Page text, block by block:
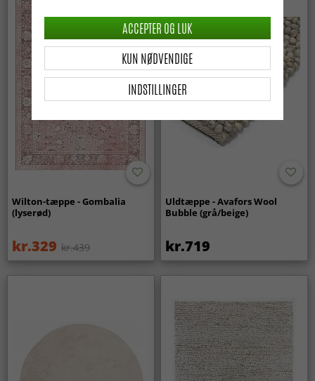
Wilton-tæppe - Gombalia
(lyserød)
kr.329 kr.439
Uldtæppe - Avafors Wool
Bubble (grå/beige)
kr.719
INDSTILLINGER
KUN NØDVENDIGE
ACCEPTER OG LUK